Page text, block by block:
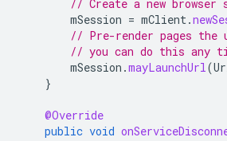
// Create a new browser
mSession = mClient.
// Pre-render pages
// you can do this any
mSession .mayLaunchUrl(
}
@Override
public void